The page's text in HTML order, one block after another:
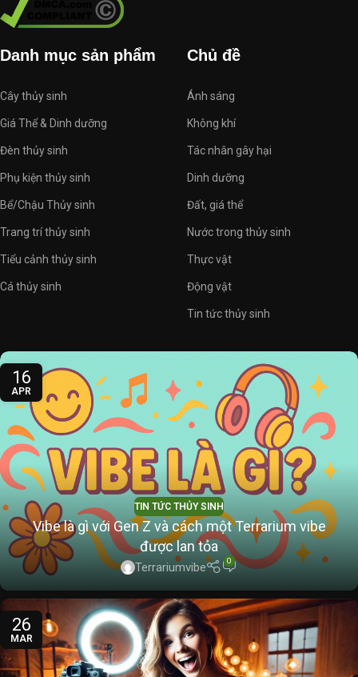
Danh mục sản phẩm
Cây thủy sinh
Giá Thể & Dinh dưỡng
Đèn thủy sinh
Phụ kiện thủy sinh
Bể/Chậu Thủy sinh
Trang trí thủy sinh
Tiểu cảnh thủy sinh
Cá thủy sinh
Chủ đề
Ánh sáng
Không khí
Tác nhân gây hại
Dinh dưỡng
Đất, giá thể
Nước trong thủy sinh
Thực vật
Động vật
Tin tức thủy sinh
16
APR
TIN TỨC THỦY SINH
Vibe là gì với Gen Z và cách một Terrarium vibe
được lan tỏa
Terrariumvibe 0
26
MAR